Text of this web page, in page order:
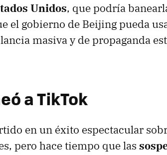
Unidos, que podría
el gobierno de Beijing pueda
masiva y de propaganda
a TikTok
en un éxito espectacular
pero hace tiempo que las